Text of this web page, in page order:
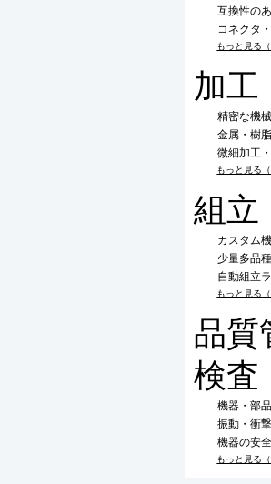
互換性の
コネクタ
もっと見る（
加工
精密な機
金属・樹
微細加工
もっと見る（
組立
カスタム
少量多品
自動組立
もっと見る（
品質
検査
機器・部
振動・衝
機器の安
もっと見る（